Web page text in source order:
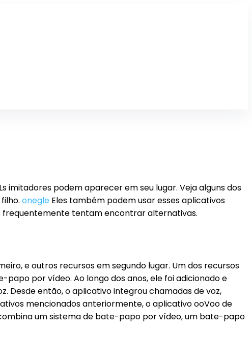
imitadores podem aparecer em seu lugar. Veja alguns dos
onegle Eles também podem usar esses aplicativos
frequentemente tentam encontrar alternativas.
e outros recursos em segundo lugar. Um dos recursos
por vídeo. Ao longo dos anos, ele foi adicionado e
Desde então, o aplicativo integrou chamadas de voz,
mencionados anteriormente, o aplicativo ooVoo de
um sistema de bate-papo por vídeo, um bate-papo